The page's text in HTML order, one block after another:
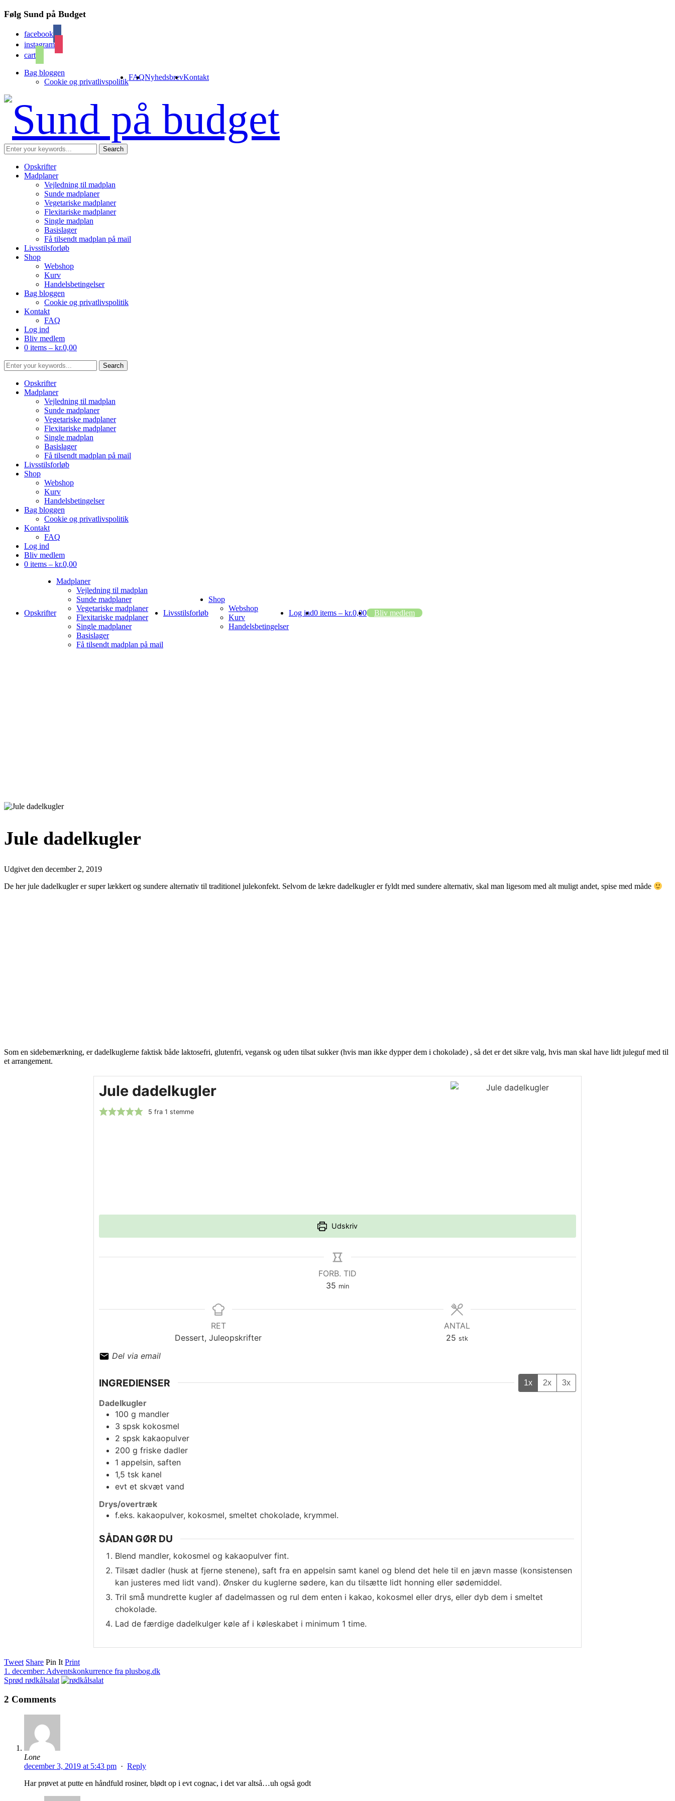
Følg Sund på Budget
facebook
instagram
cart
Bag bloggen
Cookie og privatlivspolitik
FAQNyhedsbrevKontakt
Opskrifter
Madplaner
Vejledning til madplan
Sunde madplaner
Vegetariske madplaner
Flexitariske madplaner
Single madplan
Basislager
Få tilsendt madplan på mail
Livsstilsforløb
Shop
Webshop
Kurv
Handelsbetingelser
Bag bloggen
Cookie og privatlivspolitik
Kontakt
FAQ
Log ind
Bliv medlem
0 items – kr.0,00
Opskrifter
Madplaner
Vejledning til madplan
Sunde madplaner
Vegetariske madplaner
Flexitariske madplaner
Single madplan
Basislager
Få tilsendt madplan på mail
Livsstilsforløb
Shop
Webshop
Kurv
Handelsbetingelser
Bag bloggen
Cookie og privatlivspolitik
Kontakt
FAQ
Log ind
Bliv medlem
0 items – kr.0,00
Opskrifter
Madplaner
Vejledning til madplan
Sunde madplaner
Vegetariske madplaner
Flexitariske madplaner
Single madplaner
Basislager
Få tilsendt madplan på mail
Livsstilsforløb
Shop
Webshop
Kurv
Handelsbetingelser
Log ind Bliv medlem
0 items – kr.0,00
Jule dadelkugler
Udgivet den december 2, 2019
De her jule dadelkugler er super lækkert og sundere alternativ til traditionel julekonfekt. Selvom de lækre dadelkugler er fyldt med sundere alternativ, skal man ligesom med alt muligt andet, spise med måde
Som en sidebemærkning, er dadelkuglerne faktisk både laktosefri, glutenfri, vegansk og uden tilsat sukker (hvis man ikke dypper dem i chokolade) , så det er det sikre valg, hvis man skal have lidt juleguf med til
et arrangement.
Jule dadelkugler
5 fra 1 stemme
Udskriv
FORB. TID
35 minutter
min
RET
Dessert, Juleopskrifter
ANTAL
25 stk
Del via email
INGREDIENSER 1x 2x 3x
Dadelkugler
100 g mandler
3 spsk kokosmel
2 spsk kakaopulver
200 g friske dadler
1 appelsin, saften
1,5 tsk kanel
evt et skvæt vand
Drys/overtræk
f.eks. kakaopulver, kokosmel, smeltet chokolade, krymmel.
SÅDAN GØR DU
Blend mandler, kokosmel og kakaopulver fint.
Tilsæt dadler (husk at fjerne stenene), saft fra en appelsin samt kanel og blend det hele til en jævn masse (konsistensen
kan justeres med lidt vand). Ønsker du kuglerne sødere, kan du tilsætte lidt honning eller sødemiddel.
Tril små mundrette kugler af dadelmassen og rul dem enten i kakao, kokosmel eller drys, eller dyb dem i smeltet
chokolade.
Lad de færdige dadelkulger køle af i køleskabet i minimum 1 time.
Tweet Share Pin It Print
1. december: Adventskonkurrence fra plusbog.dk
Sprød rødkålsalat
2 Comments
Lone
december 3, 2019 at 5:43 pm · Reply
Har prøvet at putte en håndfuld rosiner, blødt op i evt cognac, i det var altså…uh også godt